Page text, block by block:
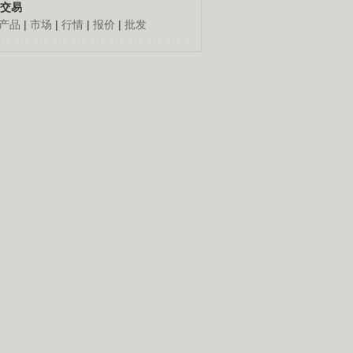
易
产品 | 市场 | 行情 | 报价 | 批发